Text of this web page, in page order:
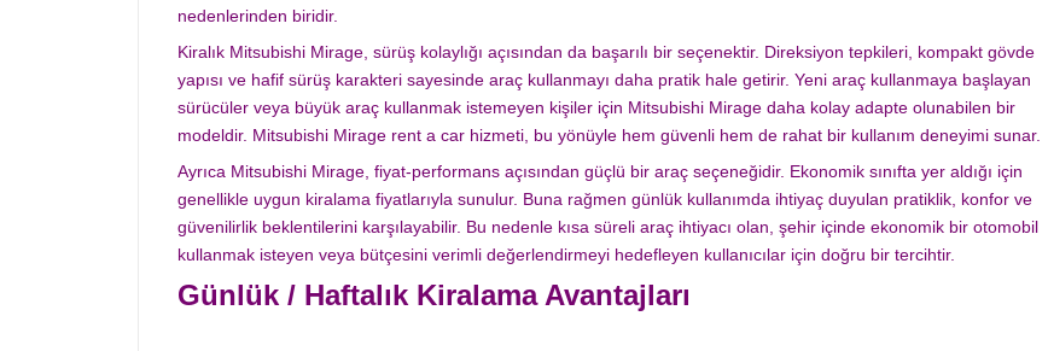
nedenlerinden biridir.
Kiralık Mitsubishi Mirage, sürüş kolaylığı açısından da başarılı bir seçenektir. Direksiyon tepkileri, kompakt gövde
yapısı ve hafif sürüş karakteri sayesinde araç kullanmayı daha pratik hale getirir. Yeni araç kullanmaya başlayan
sürücüler veya büyük araç kullanmak istemeyen kişiler için Mitsubishi Mirage daha kolay adapte olunabilen bir
modeldir. Mitsubishi Mirage rent a car hizmeti, bu yönüyle hem güvenli hem de rahat bir kullanım deneyimi sunar.
Ayrıca Mitsubishi Mirage, fiyat-performans açısından güçlü bir araç seçeneğidir. Ekonomik sınıfta yer aldığı için
genellikle uygun kiralama fiyatlarıyla sunulur. Buna rağmen günlük kullanımda ihtiyaç duyulan pratiklik, konfor ve
güvenilirlik beklentilerini karşılayabilir. Bu nedenle kısa süreli araç ihtiyacı olan, şehir içinde ekonomik bir otomobil
kullanmak isteyen veya bütçesini verimli değerlendirmeyi hedefleyen kullanıcılar için doğru bir tercihtir.
Günlük / Haftalık Kiralama Avantajları